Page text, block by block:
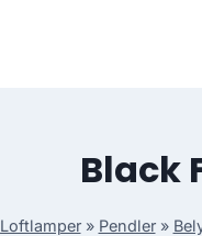
Black
Loftlamper» Pendler»